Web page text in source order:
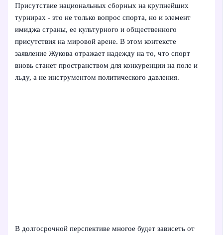
Присутствие национальных сборных на крупнейших
турнирах - это не только вопрос спорта, но и элемент
имиджа страны, ее культурного и общественного
присутствия на мировой арене. В этом контексте
заявление Жукова отражает надежду на то, что спорт
вновь станет пространством для конкуренции на поле и
льду, а не инструментом политического давления.
В долгосрочной перспективе многое будет зависеть от